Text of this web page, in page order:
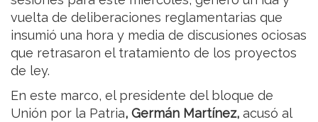
vuelta de deliberaciones reglamentarias que
insumió una hora y media de discusiones ociosas
que retrasaron el tratamiento de los proyectos
de ley.
En este marco, el presidente del bloque de
Unión por la Patria, Germán Martínez, acusó al